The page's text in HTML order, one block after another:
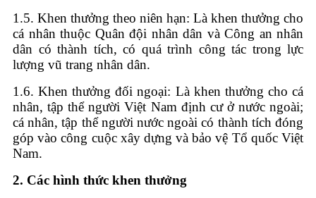
1.5. Khen thưởng theo niên hạn: Là khen thưởng cho
cá nhân thuộc Quân đội nhân dân và Công an nhân
dân có thành tích, có quá trình công tác trong lực
lượng vũ trang nhân dân.
1.6. Khen thưởng đối ngoại: Là khen thưởng cho cá
nhân, tập thể người Việt Nam định cư ở nước ngoài;
cá nhân, tập thể người nước ngoài có thành tích đóng
góp vào công cuộc xây dựng và bảo vệ Tổ quốc Việt
Nam.
2. Các hình thức khen thưởng